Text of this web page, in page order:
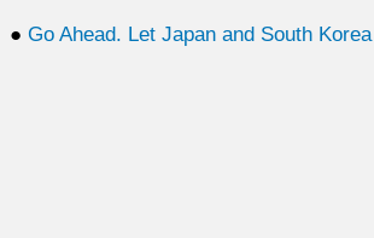
●Go Ahead. Let Japan and South